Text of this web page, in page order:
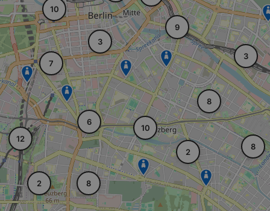
7
9
3
8
10
8
2
10
6
8
3
12
2